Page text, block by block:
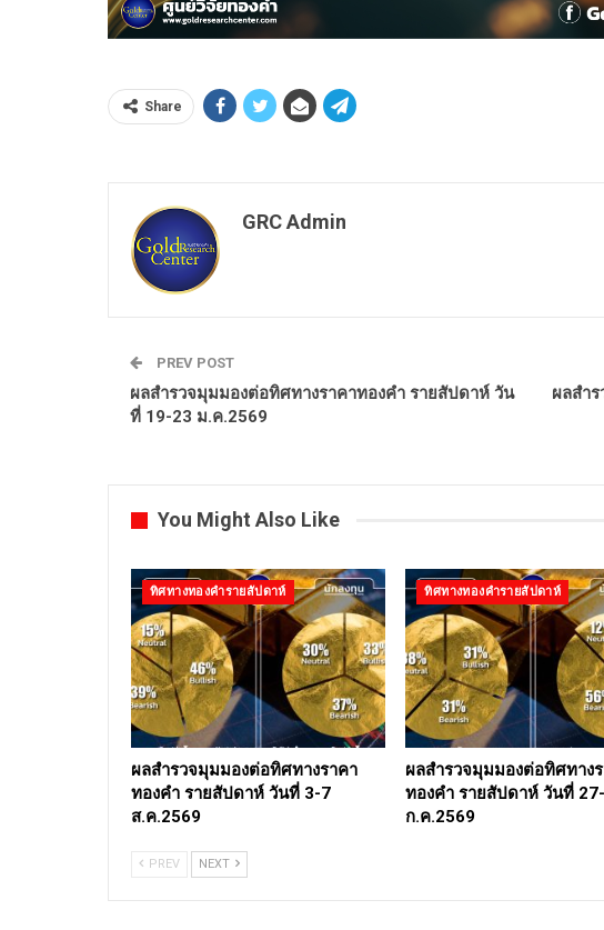
Share
GRC Admin
PREV POST
ผลสำรวจมุมมองต่อทิศทางราคาทองคำ รายสัปดาห์ วัน
ที่ 19-23 ม.ค.2569
ผลสำ
You Might Also Like
ทิศทางทองคำรายสัปดาห์
ผลสำรวจมุมมองต่อทิศทางราคา
ทองคำ รายสัปดาห์ วันที่ 3-7
ส.ค.2569
ทิศทางทองคำรายสัปดาห์
ผลสำรวจมุมมองต่อทิศทาง
ทองคำ รายสัปดาห์ วันที่
ก.ค.2569
PREV NEXT